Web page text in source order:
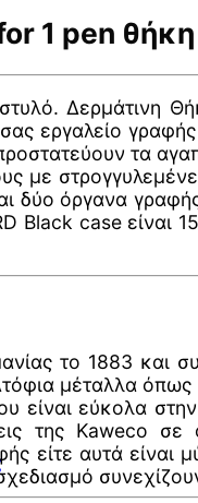
1 pen
Δερμάτινη
εργαλείο
τα
με
δύο όργανα
Black case
το 1883
μέταλλα
είναι εύκολα
της Kaweco
είτε αυτά είναι